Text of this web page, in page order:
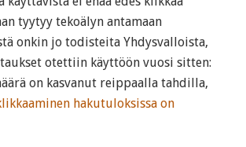
tyytyy tekoälyn antamaan
onkin jo todisteita Yhdysvalloista,
otettiin käyttöön vuosi sitten:
on kasvanut reippaalla tahdilla,
hakutuloksissa on